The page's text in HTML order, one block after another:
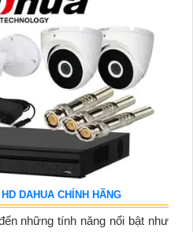
DAHUA CHÍNH HÃNG
những tính năng nổi bật như